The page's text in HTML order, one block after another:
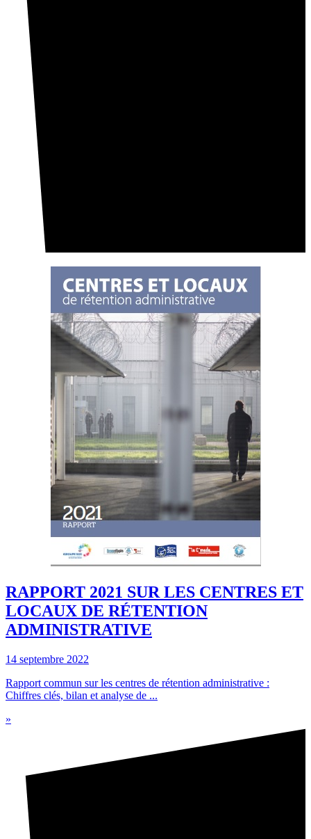
RAPPORT 2021 SUR LES CENTRES ET
LOCAUX DE RÉTENTION
ADMINISTRATIVE
14 septembre 2022
Rapport commun sur les centres de rétention administrative :
Chiffres clés, bilan et analyse de ...
»